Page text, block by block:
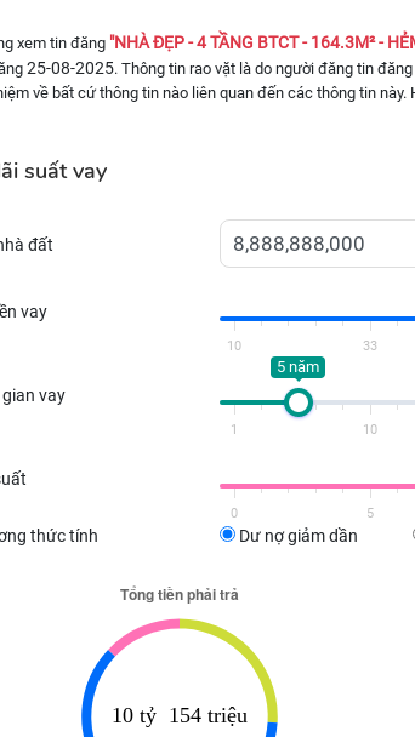
xem tin đăng "NHÀ ĐẸP - 4 TẦNG BTCT - 164.3M² -
25-08-2025. Thông tin rao vặt là do người đăng tin
về bất cứ thông tin nào liên quan đến các thông tin
suất vay
đất
vay
10 33
vay
5 năm
1 10
0 5
thức tính Dư nợ giảm dần